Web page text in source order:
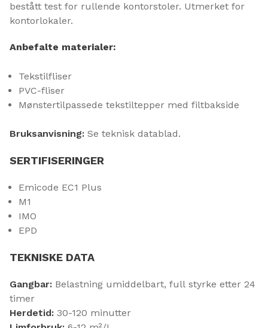
bestått test for rullende kontorstoler. Utmerket for
kontorlokaler.
Anbefalte materialer:
Tekstilfliser
PVC-fliser
Mønstertilpassede tekstiltepper med filtbakside
Bruksanvisning: Se teknisk datablad.
SERTIFISERINGER
Emicode EC1 Plus
M1
IMO
EPD
TEKNISKE DATA
Gangbar: Belastning umiddelbart, full styrke etter 24
timer
Herdetid: 30-120 minutter